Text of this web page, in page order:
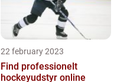
22 february 2023
Find professionelt
hockeyudstyr online